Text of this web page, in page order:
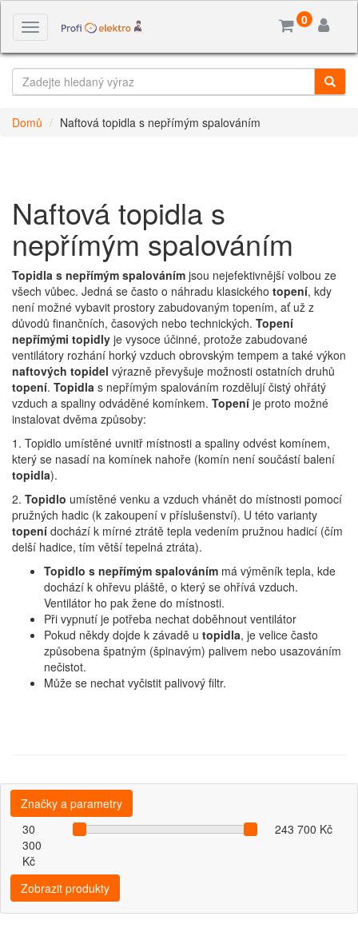
Toggle
0
Domů Naftová topidla s nepřímým spalováním
Naftová topidla s
nepřímým spalováním
Topidla s nepřímým spalováním jsou nejefektivnější volbou ze
všech vůbec. Jedná se často o náhradu klasického topení, kdy
není možné vybavit prostory zabudovaným topením, ať už z
důvodů finančních, časových nebo technických. Topení
nepřímými topidly je vysoce účinné, protože zabudované
ventilátory rozhání horký vzduch obrovským tempem a také výkon
naftových topidel výrazně převyšuje možnosti ostatních druhů
topení. Topidla s nepřímým spalováním rozdělují čistý ohřátý
vzduch a spaliny odváděné komínkem. Topení je proto možné
instalovat dvěma způsoby:
1. Topidlo umístěné uvnitř místnosti a spaliny odvést komínem,
který se nasadí na komínek nahoře (komín není součástí balení
topidla).
2. Topidlo umístěné venku a vzduch vhánět do místnosti pomocí
pružných hadic (k zakoupení v příslušenství). U této varianty
topení dochází k mírné ztrátě tepla vedením pružnou hadicí (čím
delší hadice, tím větší tepelná ztráta).
Topidlo s nepřímým spalováním má výměník tepla, kde
dochází k ohřevu pláště, o který se ohřívá vzduch.
Ventilátor ho pak žene do místnosti.
Při vypnutí je potřeba nechat doběhnout ventilátor
Pokud někdy dojde k závadě u topidla, je velice často
způsobena špatným (špinavým) palivem nebo usazováním
nečistot.
Může se nechat vyčistit palivový filtr.
Značky a parametry
30
300
Kč
243 700 Kč
Zobrazit produkty